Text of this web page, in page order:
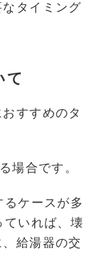
タイミング
て
すすめのタ
場合です。
ケースが多
ていれば、壊
給湯器の交